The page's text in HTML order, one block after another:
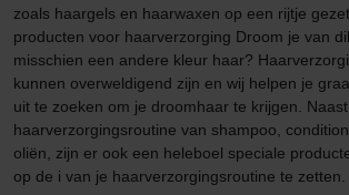
zoals haargels en haarwaxen op een rijtje
producten voor haarverzorging Droom je van
misschien een andere kleur haar?
kunnen overweldigend zijn en wij helpen je
uit te zoeken om je droomhaar te krijgen.
haarverzorgingsroutine van shampoo,
oliën, zijn er ook een heleboel speciale
op de i van je haarverzorgingsroutine te zetten.